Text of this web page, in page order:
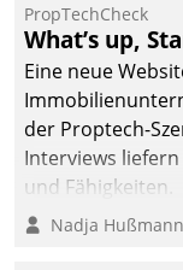
PropTechCheck
What’s up,
Eine neue
der Proptech-
Interviews
und Fähigkeiten.
Nadja Hußmann